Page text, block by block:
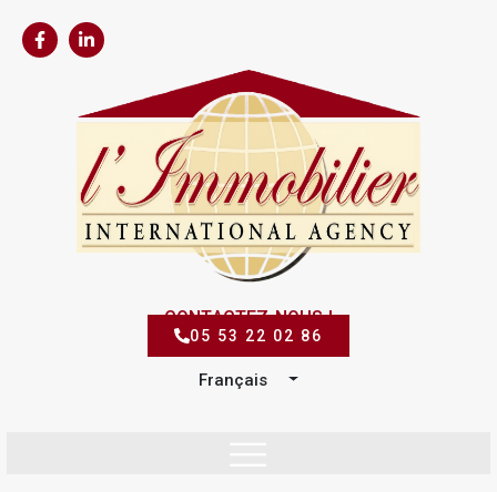
CONTACTEZ-NOUS !
05 53 22 02 86
Français